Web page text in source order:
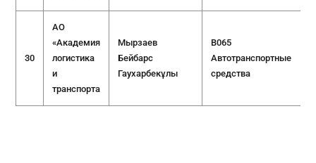
30
АО
«Академия
логистика
и
транспорта
Мырзаев
Бейбарс
Гаухарбекұлы
B065
Автотранспортные
средства